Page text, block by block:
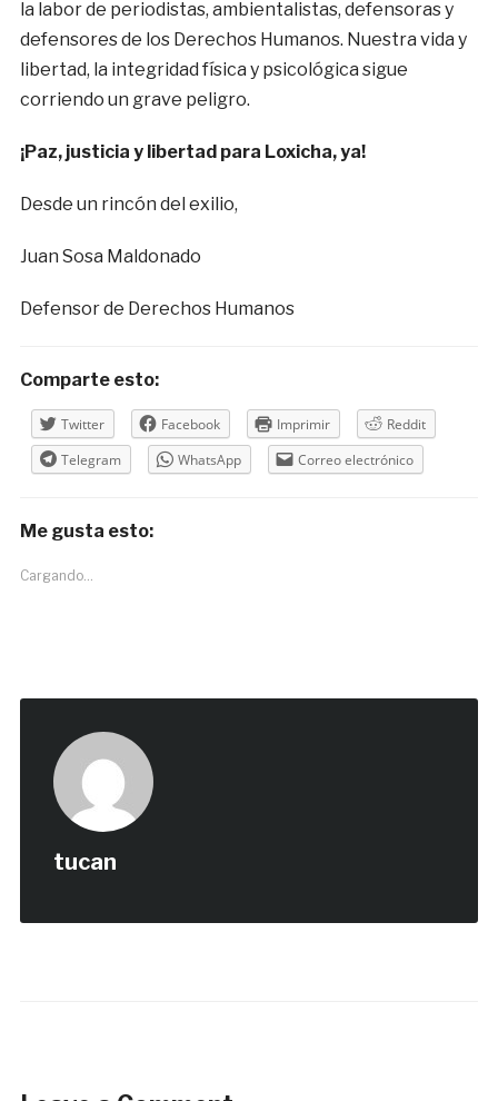
la labor de periodistas, ambientalistas, defensoras y
defensores de los Derechos Humanos. Nuestra vida y
libertad, la integridad física y psicológica sigue
corriendo un grave peligro.
¡Paz, justicia y libertad para Loxicha, ya!
Desde un rincón del exilio,
Juan Sosa Maldonado
Defensor de Derechos Humanos
Comparte esto:
Twitter Facebook Imprimir
Reddit
Telegram
WhatsApp Correo electrónico
Me gusta esto:
Cargando...
tucan